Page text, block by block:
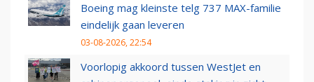
Boeing mag kleinste telg 737 MAX-familie
eindelijk gaan leveren
03-08-2026, 22:54
Voorlopig akkoord tussen WestJet en